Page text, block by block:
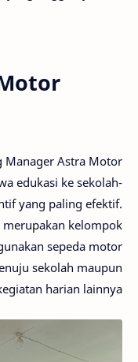
Manager Astra Motor
edukasi ke sekolah-
yang paling efektif.
kelompok
sepeda motor
sekolah maupun
harian lainnya.